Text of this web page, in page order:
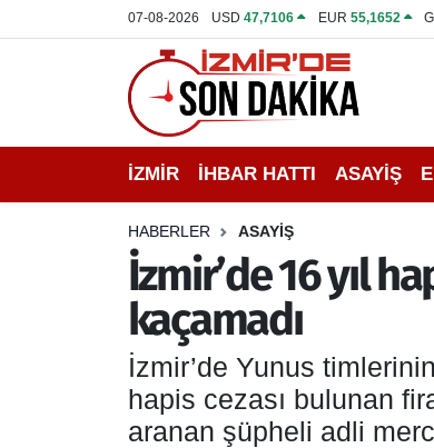
07-08-2026 USD47,7106 EUR 55,1652
İZMİR İHBAR HATTI ASAYİŞ
HABERLER ASAYİŞ
İzmir’de 16 yıl
kaçamadı
İzmir’de Yunus
hapis cezası bulunan
aranan şüpheli adli
İHBAR HATTI
DEPREM
EKONOMİ
SİYASET
İzmir Nöbetçi Eczaneler
İzmir Hava Durumu
İzmir Namaz Vakitleri
İzmir Trafik Yoğunluk Haritası
Puan Durumu ve Fikstür
Tüm Manşetler
Son Dakika Haberleri